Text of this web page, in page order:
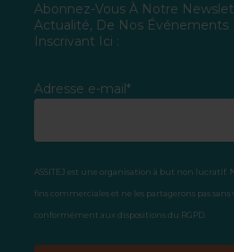
Abonnez-Vous À Notre
Actualité, De Nos Événements
Inscrivant Ici :
Adresse e-mail*
ASSITEJ est une organisation à but non lucratif.
fins commerciales et ne les partagerons pas
conformément aux dispositions du RGPD.